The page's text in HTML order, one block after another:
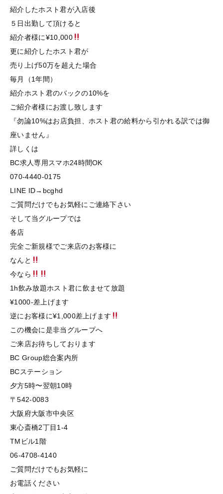
紹介したホスト君が入店後
５日出勤して頂けると
紹介者様に¥10,000
更に紹介したホスト君が
売り上げ50万を超えた場合
毎月（1年間）
紹介ホスト君のバックの10%を
ご紹介者様にお渡し致します
『勿論10%はお店負担、ホスト君の給料から引かれる訳では御
座いません』
詳しくは
BC求人専用スマホ24時間OK
070-4440-0175
LINE ID→bcghd
ご質問だけでもお気軽にご連絡下さい
そして当グループでは
各店
完全ご新規様でご来店のお客様に
なんと
今なら
1h飲み放題ホスト君に飲ませて放題
¥1000-差上げます
逆にお客様に¥1,000差上げます
この機会に是非当グループへ
ご来店お待ちしております
BC Group総合案内所
BCステーション
夕方5時〜翌朝10時
〒542-0083
大阪府大阪市中央区
東心斎橋2丁目1-4
TMビル1階
06-4708-4140
ご質問だけでもお気軽に
お電話ください